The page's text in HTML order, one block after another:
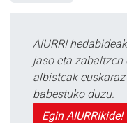
AIURRI
jaso eta zabaltzen
albisteak
babestuko duzu.
Egin AIURRIkide!